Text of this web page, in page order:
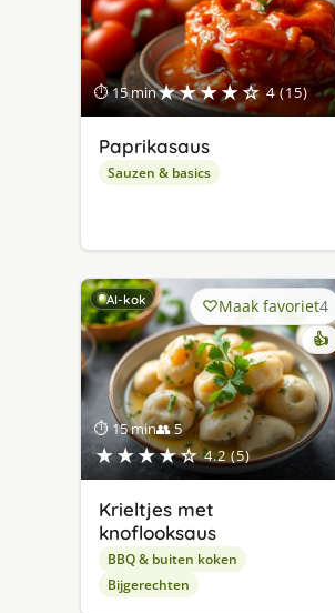
⏱ 15 min★★★★☆ 4 (15)
Paprikasaus
Sauzen & basics
AI-kok
⏱ 15 min👥 5
★★★★☆ 4.2 (5)
Maak favoriet4
👍
Krieltjes met
knoflooksaus
BBQ & buiten koken
Bijgerechten